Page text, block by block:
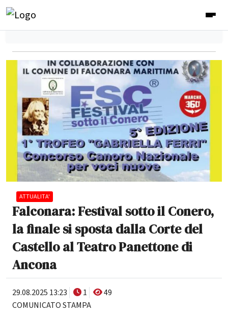
ATTUALITA'
Falconara: Festival sotto il Conero,
la finale si sposta dalla Corte del
Castello al Teatro Panettone di
Ancona
29.08.2025 13:23 1
49
COMUNICATO STAMPA